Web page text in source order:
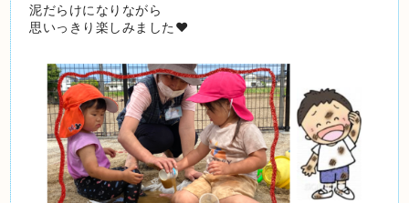
泥だらけになりながら
思いっきり楽しみました❤️